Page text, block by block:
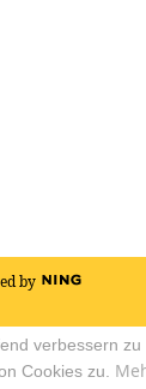
by
verbessern
Cookies zu.